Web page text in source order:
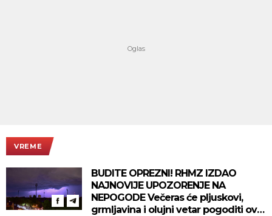
VREME
BUDITE OPREZNI! RHMZ IZDAO
NAJNOVIJE UPOZORENJE NA
NEPOGODE Večeras će pljuskovi,
grmljavina i olujni vetar pogoditi ove